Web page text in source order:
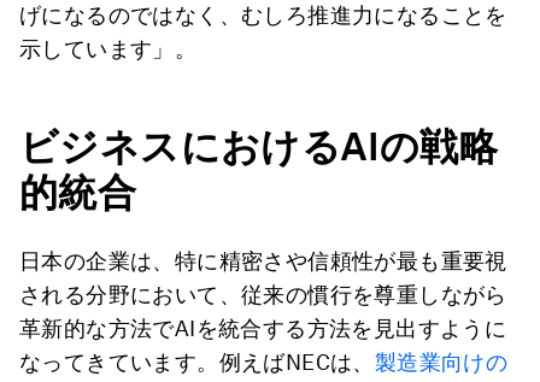
げになるのではなく、むしろ推進力になることを
示しています」。
ビジネスにおけるAIの戦略
的統合
日本の企業は、特に精密さや信頼性が最も重要視
される分野において、従来の慣行を尊重しながら
革新的な方法でAIを統合する方法を見出すように
なってきています。例えばNECは、 製造業向けの